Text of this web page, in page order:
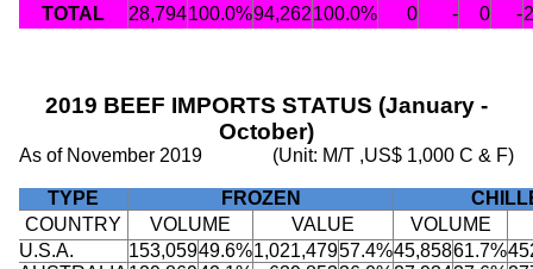
TOTAL
28,794100.0%94,262100.0% 0 - 0 -
2019 BEEF IMPORTS STATUS (January -
October)
As of November 2019 (Unit: M/T ,US$ 1,000 C & F)
TYPE FROZEN
COUNTRY
VOLUME VALUE
VOLUME
U.S.A.
153,05949.6%1,021,47957.4%45,85861.7%